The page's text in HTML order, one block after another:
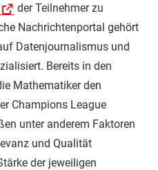
der Teilnehmer zu
Nachrichtenportal gehört
Datenjournalismus und
Bereits in den
Mathematiker den
Champions League
unter anderem Faktoren
und Qualität
der jeweiligen